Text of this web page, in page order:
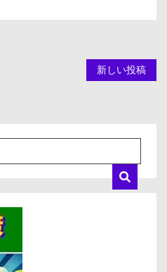
新しい投稿